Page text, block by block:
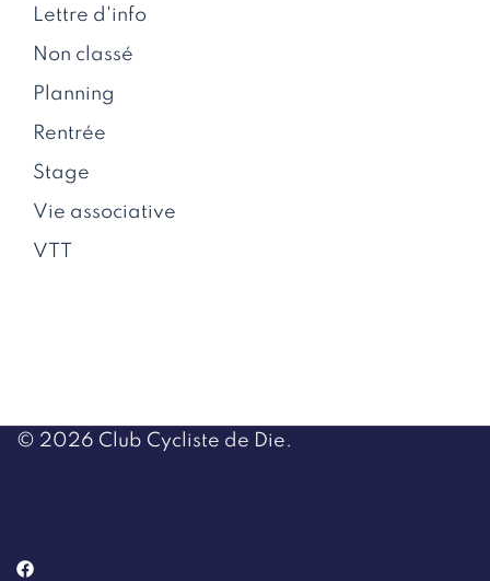
Lettre d'info
Non classé
Planning
Rentrée
Stage
Vie associative
VTT
© 2026 Club Cycliste de Die.